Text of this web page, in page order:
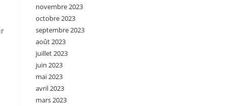
novembre 2023
octobre 2023
septembre 2023
août 2023
juillet 2023
juin 2023
mai 2023
avril 2023
mars 2023